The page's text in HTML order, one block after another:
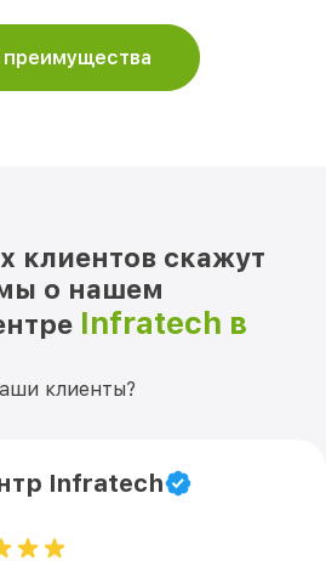
клиентов скажут
о нашем
Infratech в
клиенты?
Infratech